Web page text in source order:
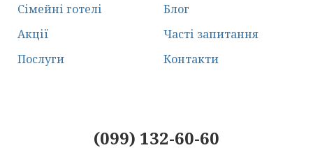
Сімейні готелі
Акції
Послуги
Блог
Часті запитання
Контакти
(099) 132-60-60